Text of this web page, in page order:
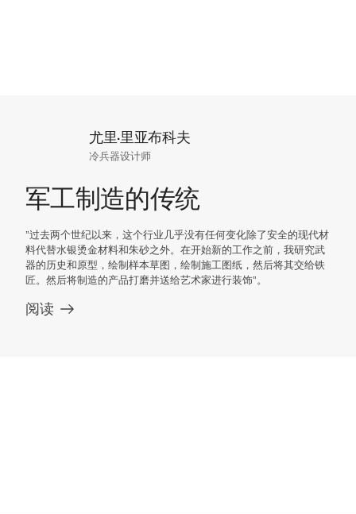
军工制造的传统
”过去两个世纪以来，这个行业几乎没有任何变化除了安全的现代材
料代替水银烫金材料和朱砂之外。在开始新的工作之前，我研究武
器的历史和原型，绘制样本草图，绘制施工图纸，然后将其交给铁
匠。然后将制造的产品打磨并送给艺术家进行装饰”。
阅读
尤里·里亚布科夫
冷兵器设计师